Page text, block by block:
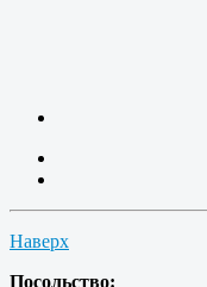
Наверх
Посольство: